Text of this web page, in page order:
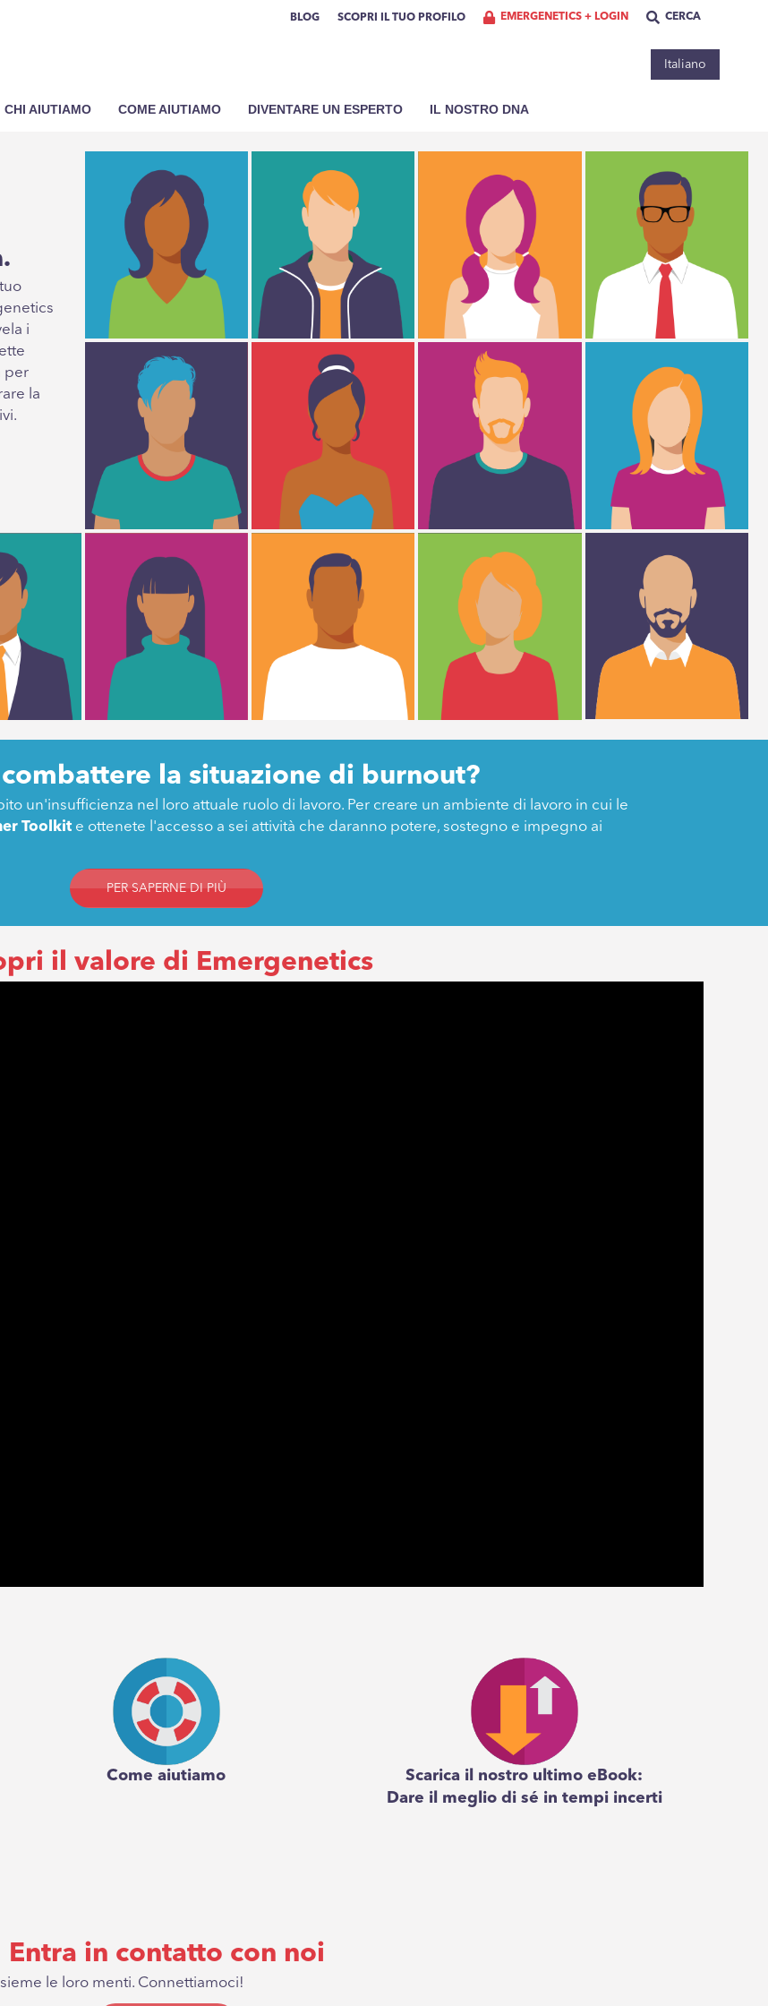
BLOG SCOPRI IL TUO PROFILO EMERGENETICS + LOGIN CERCA
Italiano
CHI AIUTIAMO COME AIUTIAMO DIVENTARE UN ESPERTO IL NOSTRO DNA
i
per
la
la situazione di burnout?
un'insufficienza nel loro attuale ruolo di lavoro. Per creare un ambiente di lavoro in cui le
Toolkit e ottenete l'accesso a sei attività che daranno potere, sostegno e impegno ai
PER SAPERNE DI PIÙ
il valore di Emergenetics
Come aiutiamo
Scarica il nostro ultimo eBook:
Dare il meglio di sé in tempi incerti
Entra in contatto con noi
le loro menti. Connettiamoci!